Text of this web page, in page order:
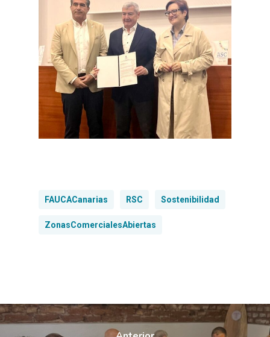
FAUCACanarias RSC Sostenibilidad
ZonasComercialesAbiertas